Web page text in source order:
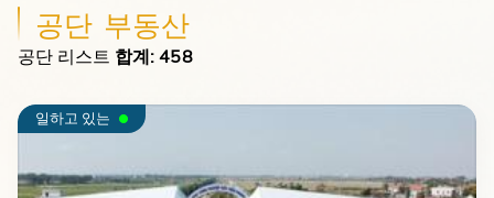
공단 부동산
공단 리스트 합계: 458
일하고 있는